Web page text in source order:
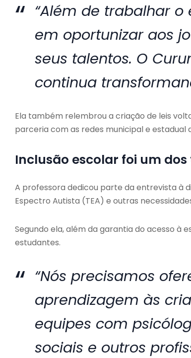
“Além de trabalhar
em oportunizar aos
seus talentos. O
continua
Ela também relembrou a criação de leis
parceria com as redes municipal e estadual
Inclusão escolar foi um
A professora dedicou parte da entrevista à
Espectro Autista (TEA) e outras
Segundo ela, além da garantia do acesso à
estudantes.
“Nós precisamos
aprendizagem às
equipes com
sociais e outros